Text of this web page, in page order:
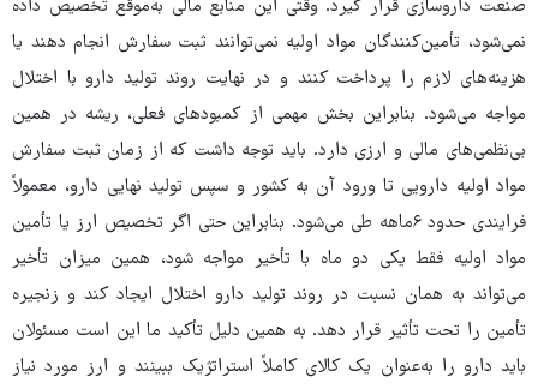
صنعت داروسازی قرار گیرد. وقتی این منابع مالی به‌موقع تخصیص داده
نمی‌شود، تأمین‌کنندگان مواد اولیه نمی‌توانند ثبت سفارش انجام دهند یا
هزینه‌های لازم را پرداخت کنند و در نهایت روند تولید دارو با اختلال
مواجه می‌شود. بنابراین بخش مهمی از کمبودهای فعلی، ریشه در همین
بی‌نظمی‌های مالی و ارزی دارد. باید توجه داشت که از زمان ثبت سفارش
مواد اولیه دارویی تا ورود آن به کشور و سپس تولید نهایی دارو، معمولاً
فرایندی حدود ۶ماهه طی می‌شود. بنابراین حتی اگر تخصیص ارز یا تأمین
مواد اولیه فقط یکی دو ماه با تأخیر مواجه شود، همین میزان تأخیر
می‌تواند به همان نسبت در روند تولید دارو اختلال ایجاد کند و زنجیره
تأمین را تحت تأثیر قرار دهد. به همین دلیل تأکید ما این است مسئولان
باید دارو را به‌عنوان یک کالای کاملاً استراتژیک ببینند و ارز مورد نیاز